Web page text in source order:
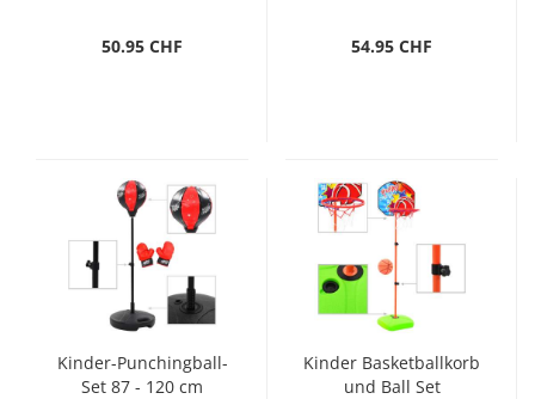
50.95 CHF 54.95 CHF
Kinder-Punchingball-
Set 87 - 120 cm
Kinder Basketballkorb
und Ball Set